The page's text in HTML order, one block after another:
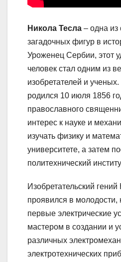
Никола Тесла – одна из
загадочных фигур в
Уроженец Сербии, этот
человек стал одним из
изобретателей и
родился 10 июля 1856
православного
интерес к науке и
изучать физику и
университете, а затем
политехнический
Изобретательский
проявился в молодости,
первые электрические
мастером в создании и
различных
электротехнических